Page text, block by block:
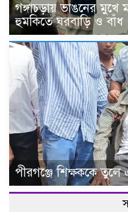
গঙ্গাচড়ায় ভাঙনের মুখে
হুমকিতে ঘরবাড়ি ও বাঁধ
পীরগঞ্জে শিক্ষককে